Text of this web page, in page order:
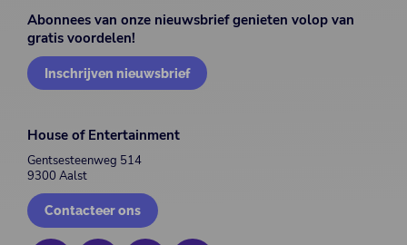
Abonnees van onze nieuwsbrief genieten volop van
gratis voordelen!
Inschrijven nieuwsbrief
House of Entertainment
Gentsesteenweg 514
9300 Aalst
Contacteer ons